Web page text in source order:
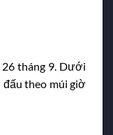
tháng 9. Dưới
theo múi giờ